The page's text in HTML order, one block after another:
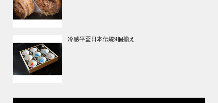
冷感平盃日本伝統9個揃え